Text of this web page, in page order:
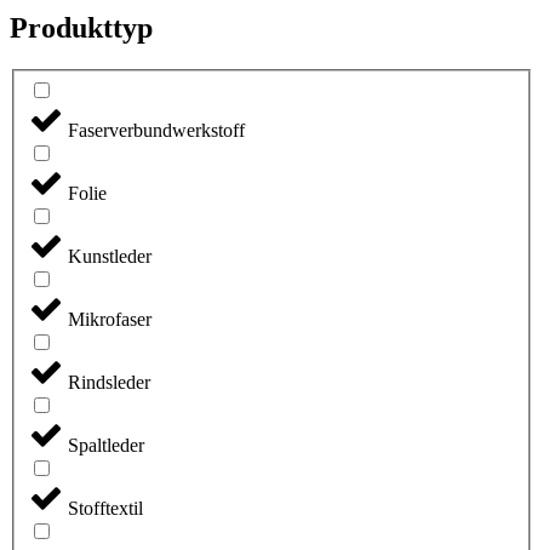
Produkttyp
Faserverbundwerkstoff
Folie
Kunstleder
Mikrofaser
Rindsleder
Spaltleder
Stofftextil